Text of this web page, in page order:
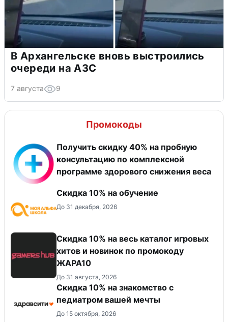
В Архангельске вновь выстроились
очереди на АЗС
7 августа 9
Промокоды
Получить скидку 40% на пробную
консультацию по комплексной
программе здорового снижения веса
Скидка 10% на обучение
До 31 декабря, 2026
Скидка 10% на весь каталог игровых
хитов и новинок по промокоду
ЖАРА10
До 31 августа, 2026
Скидка 10% на знакомство с
педиатром вашей мечты
До 15 октября, 2026